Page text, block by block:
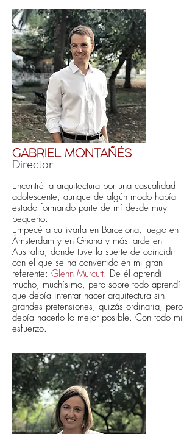
GABRIEL MONTAÑÉS
Director
Encontré la arquitectura por una casualidad
adolescente, aunque de algún modo había
estado formando parte de mí desde muy
pequeño.
Empecé a cultivarla en Barcelona, luego en
Ámsterdam y en Ghana y más tarde en
Australia, donde tuve la suerte de coincidir
con el que se ha convertido en mi gran
referente: Glenn Murcutt. De él aprendí
mucho, muchísimo, pero sobre todo aprendí
que debía intentar hacer arquitectura sin
grandes pretensiones, quizás ordinaria, pero
debía hacerlo lo mejor posible. Con todo mi
esfuerzo.